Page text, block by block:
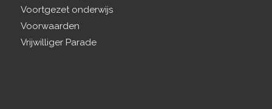
Voortgezet onderwijs
Voorwaarden
Vrijwilliger Parade